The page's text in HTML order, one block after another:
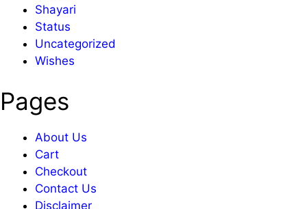
Shayari
Status
Uncategorized
Wishes
Pages
About Us
Cart
Checkout
Contact Us
Disclaimer